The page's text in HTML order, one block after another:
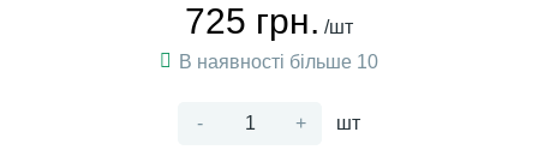
725 грн. /шт
В наявності більше 10
- + шт